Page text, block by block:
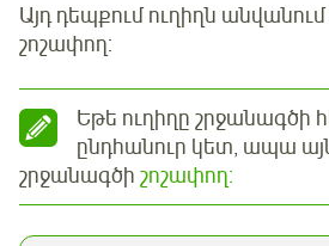
Այդ դեպքում ուղիղն
շոշափող:
Եթե ուղիղը շրջանագծի
ընդհանուր կետ, ապա այն
շրջանագծի շոշափող: